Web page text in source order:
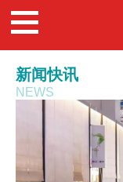
新闻快讯
NEWS